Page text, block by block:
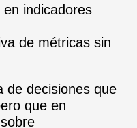
indicadores
de métricas sin
de decisiones que
que en